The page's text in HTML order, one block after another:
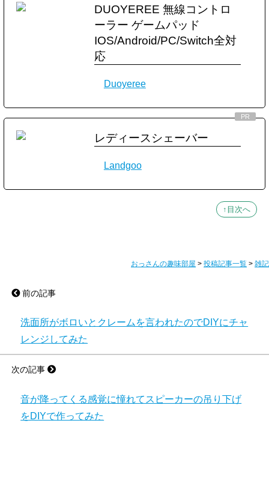
DUOYEREE 無線コントロ
ーラー ゲームパッド
IOS/Android/PC/Switch全対
応
Duoyeree
レディースシェーバー
Landgoo
↑目次へ
おっさんの趣味部屋 > 投稿記事一覧 > 雑記
前の記事
洗面所がボロいとクレームを言われたのでDIYにチャ
レンジしてみた
次の記事
音が降ってくる感覚に憧れてスピーカーの吊り下げ
をDIYで作ってみた